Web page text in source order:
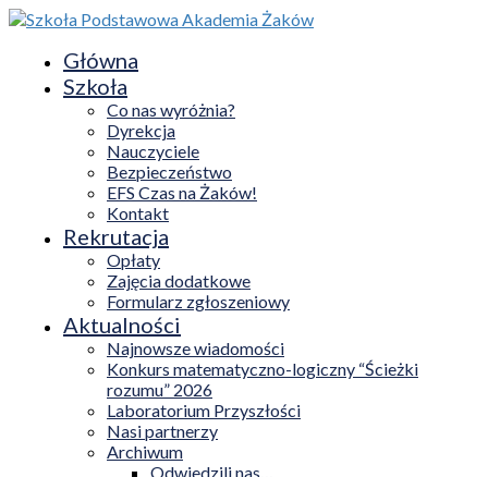
Główna
Szkoła
Co nas wyróżnia?
Dyrekcja
Nauczyciele
Bezpieczeństwo
EFS Czas na Żaków!
Kontakt
Rekrutacja
Opłaty
Zajęcia dodatkowe
Formularz zgłoszeniowy
Aktualności
Najnowsze wiadomości
Konkurs matematyczno-logiczny “Ścieżki
rozumu” 2026
Laboratorium Przyszłości
Nasi partnerzy
Archiwum
Odwiedzili nas…